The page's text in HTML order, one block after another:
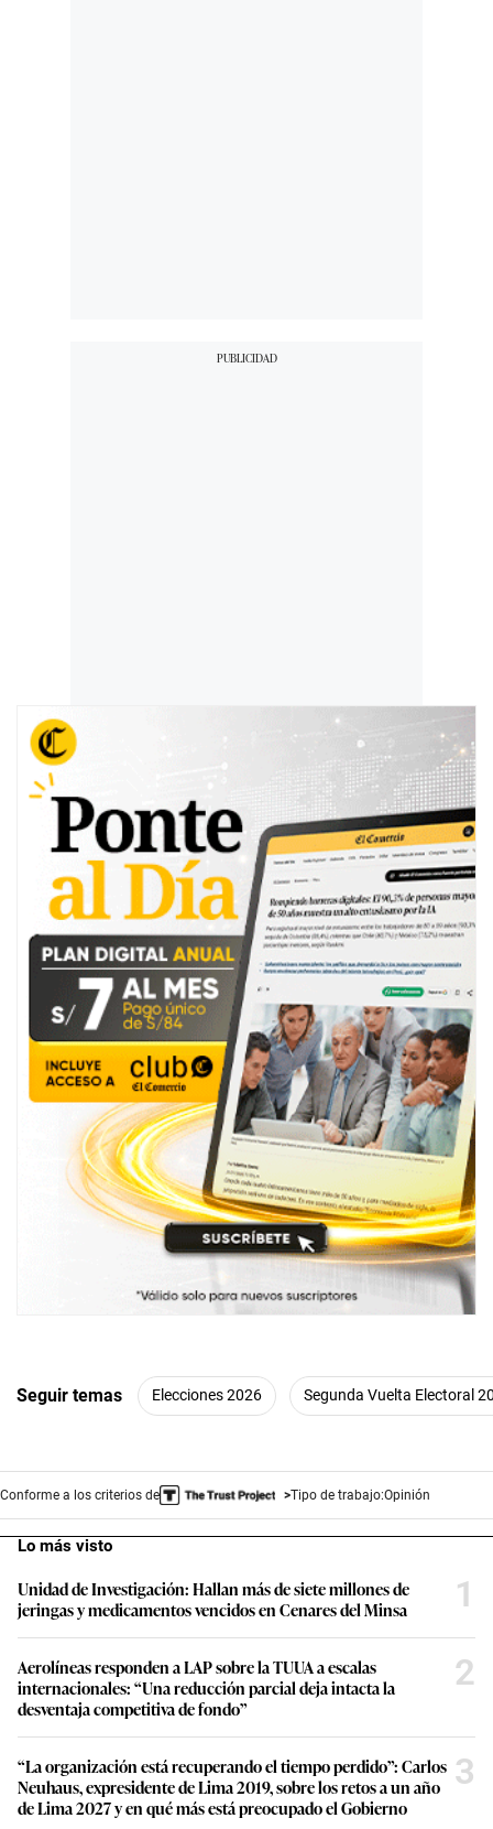
Seguir temas Elecciones 2026 Segunda Vuelta Electoral
Conforme a los criterios de Tipo de trabajo:Opinión
Lo más visto
Unidad de Investigación: Hallan más de siete millones de
jeringas y medicamentos vencidos en Cenares del Minsa
1
Aerolíneas responden a LAP sobre la TUUA a escalas
internacionales: “Una reducción parcial deja intacta la
desventaja competitiva de fondo”
2
“La organización está recuperando el tiempo perdido”: Carlos
Neuhaus, expresidente de Lima 2019, sobre los retos a un año
de Lima 2027 y en qué más está preocupado el Gobierno
3